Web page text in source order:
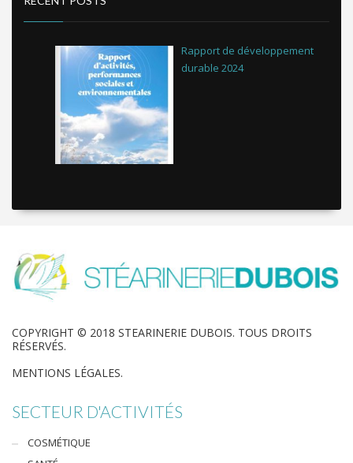
Rapport de développement
durable 2024
COPYRIGHT © 2018 STEARINERIE DUBOIS. TOUS DROITS
RÉSERVÉS.
MENTIONS LÉGALES.
SECTEUR D'ACTIVITÉS
COSMÉTIQUE